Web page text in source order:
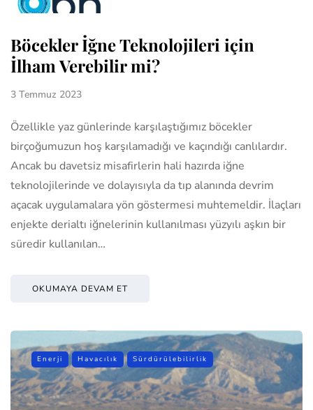
Böcekler İğne Teknolojileri için
İlham Verebilir mi?
3 Temmuz 2023
Özellikle yaz günlerinde karşılaştığımız böcekler
birçoğumuzun hoş karşılamadığı ve kaçındığı canlılardır.
Ancak bu davetsiz misafirlerin hali hazırda iğne
teknolojilerinde ve dolayısıyla da tıp alanında devrim
açacak uygulamalara yön göstermesi muhtemeldir. İlaçları
enjekte derialtı iğnelerinin kullanılması yüzyılı aşkın bir
süredir kullanılan…
OKUMAYA DEVAM ET
Enerji Havacılık Sürdürülebilirlik